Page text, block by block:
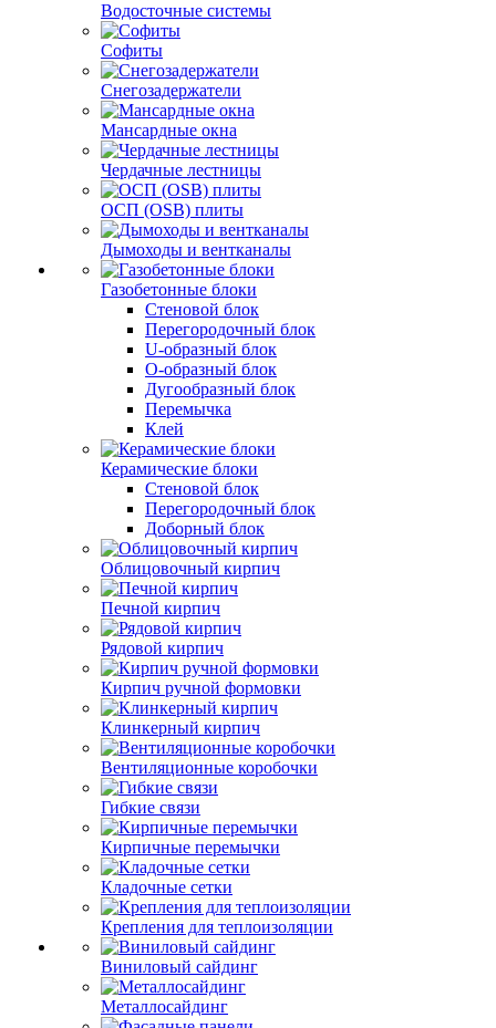
Водосточные системы
Софиты
Снегозадержатели
Мансардные окна
Чердачные лестницы
ОСП (OSB) плиты
Дымоходы и вентканалы
Газобетонные блоки
Стеновой блок
Перегородочный блок
U-образный блок
О-образный блок
Дугообразный блок
Перемычка
Клей
Керамические блоки
Стеновой блок
Перегородочный блок
Доборный блок
Облицовочный кирпич
Печной кирпич
Рядовой кирпич
Кирпич ручной формовки
Клинкерный кирпич
Вентиляционные коробочки
Гибкие связи
Кирпичные перемычки
Кладочные сетки
Крепления для теплоизоляции
Виниловый сайдинг
Металлосайдинг